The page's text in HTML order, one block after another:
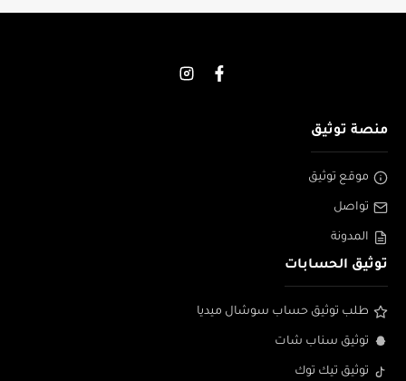
منصة توثيق
موقع توثيق
تواصل
المدونة
توثيق الحسابات
طلب توثيق حساب سوشال ميديا
توثيق سناب شات
توثيق تيك توك